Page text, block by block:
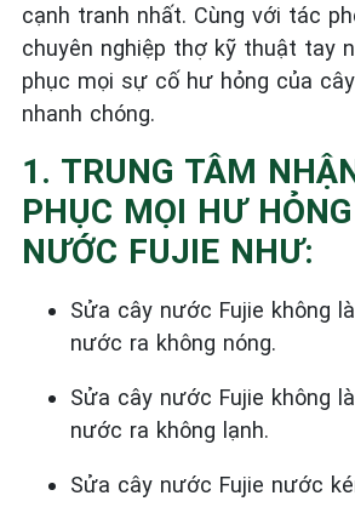
cạnh tranh nhất. Cùng với tác
chuyên nghiệp thợ kỹ thuật tay
phục mọi sự cố hư hỏng của
nhanh chóng.
1. TRUNG TÂM
PHỤC MỌI HƯ
NƯỚC FUJIE NHƯ:
Sửa cây nước Fujie không
nước ra không nóng.
Sửa cây nước Fujie không
nước ra không lạnh.
Sửa cây nước Fujie nước